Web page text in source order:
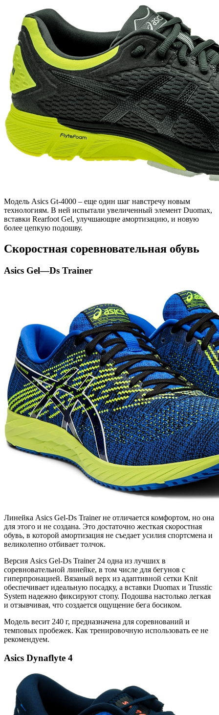
Модель Asics Gt-4000 – еще один шаг навстречу новым
технологиям. В ней испытали увеличенный элемент Duomax,
вставки Rearfoot Gel, улучшающие амортизацию, и новую
более цепкую подошву.
Скоростная соревновательная обувь
Asics Gel—Ds Trainer
Линейка Asics Gel-Ds Trainer не отличается комфортом, но она
для этого и не создана. Это достаточно жесткая скоростная
обувь, в которой амортизация не съедает усилия спортсмена и
великолепно отбивает толчок.
Версия Asics Gel-Ds Trainer 24 одна из лучших в
соревновательной линейке, в том числе для бегунов с
гиперпронацией. Вязаный верх из адаптивной сетки Knit
обеспечивает идеальную посадку, а вставки Duomax и Trusstic
System надежно фиксируют стопу. Подошва настолько легкая
и отзывчивая, что создается ощущение бега босиком.
Модель весит 240 г, предназначена для соревнований и
темповых пробежек. Как тренировочную использовать ее не
рекомендуем.
Asics Dynaflyte 4